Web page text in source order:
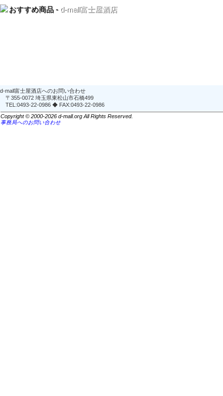
おすすめ商品 - d-mall富士屋酒店
d-mall富士屋酒店へのお問い合わせ
〒355-0072 埼玉県東松山市石橋499
TEL:0493-22-0986 ◆ FAX:0493-22-0986
Copyright © 2000-2026 d-mall.org All Rights Reserved.
事務局へのお問い合わせ